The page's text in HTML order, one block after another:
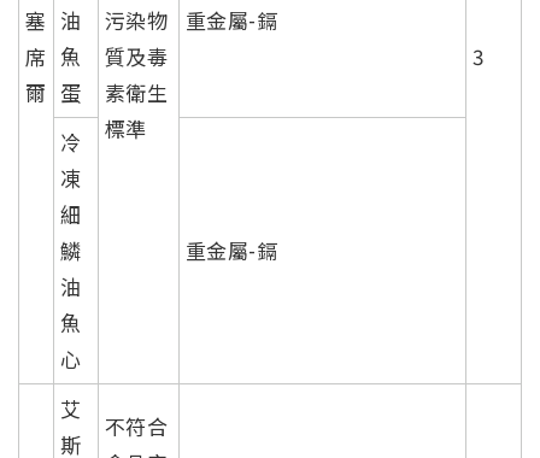
塞
席
爾
污染物
質及毒
素衛生
標準
3
油
魚
蛋
重金屬-鎘
冷
凍
細
鱗
油
魚
心
重金屬-鎘
艾
斯
不符合